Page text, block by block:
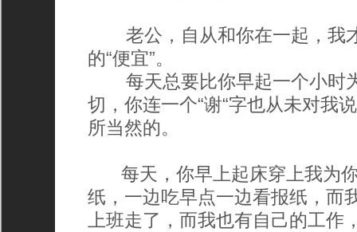
老公，自从和你在一起，我
的“便宜”。
每天总要比你早起一个小时
切，你连一个“谢“字也从未对我
所当然的。
每天，你早上起床穿上我为
纸，一边吃早点一边看报纸，而
上班走了，而我也有自己的工作